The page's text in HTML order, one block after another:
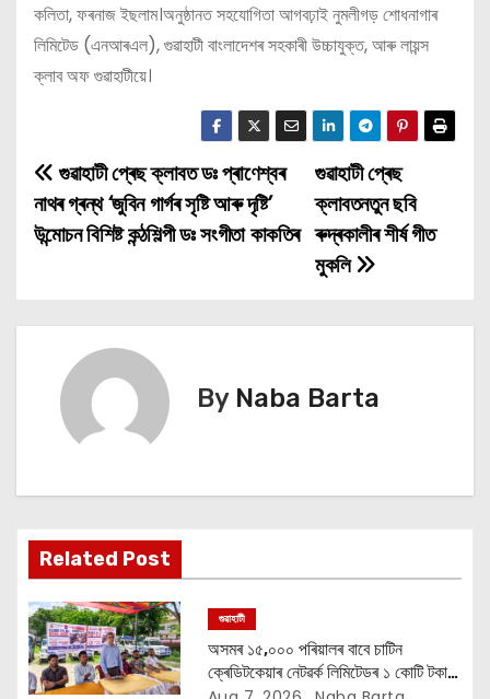
কলিতা, ফৰনাজ ইছলাম।অনুষ্ঠানত সহযোগিতা আগবঢ়াই নুমলীগড় শোধনাগাৰ
লিমিটেড (এনআৰএল), গুৱাহাটী বাংলাদেশৰ সহকাৰী উচ্চাযুক্ত, আৰু লায়ন্স
ক্লাব অফ গুৱাহাটীয়ে।
P
o
t
i
g
a
t
i
গুৱাহাটী প্ৰেছ
ক্লাবতনতুন ছবি
ৰুদ্ৰকালীৰ শীৰ্ষ গীত
মুকলি
গুৱাহাটী প্ৰেছ ক্লাবত ডঃ প্ৰাণেশ্বৰ
নাথৰ গ্ৰন্থ ‘জুবিন গাৰ্গৰ সৃষ্টি আৰু দৃষ্টি’
উন্মোচন বিশিষ্ট কন্ঠশিল্পী ডঃ সংগীতা কাকতিৰ
By Naba Barta
Related Post
গুৱাহাটী
অসমৰ ১৫,০০০ পৰিয়ালৰ বাবে চাটিন
ক্ৰেডিটকেয়াৰ নেটৱৰ্ক লিমিটেডৰ ১ কোটি টকাৰ